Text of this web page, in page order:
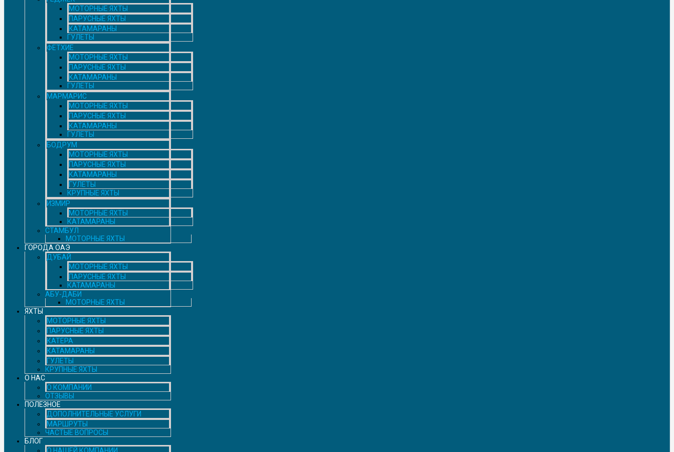
МОТОРНЫЕ ЯХТЫ
ПАРУСНЫЕ ЯХТЫ
КАТАМАРАНЫ
ГУЛЕТЫ
ФЕТХИЕ
МОТОРНЫЕ ЯХТЫ
ПАРУСНЫЕ ЯХТЫ
КАТАМАРАНЫ
ГУЛЕТЫ
МАРМАРИС
МОТОРНЫЕ ЯХТЫ
ПАРУСНЫЕ ЯХТЫ
КАТАМАРАНЫ
ГУЛЕТЫ
БОДРУМ
МОТОРНЫЕ ЯХТЫ
ПАРУСНЫЕ ЯХТЫ
КАТАМАРАНЫ
ГУЛЕТЫ
КРУПНЫЕ ЯХТЫ
ИЗМИР
МОТОРНЫЕ ЯХТЫ
КАТАМАРАНЫ
СТАМБУЛ
МОТОРНЫЕ ЯХТЫ
ГОРОДА ОАЭ
ДУБАЙ
МОТОРНЫЕ ЯХТЫ
ПАРУСНЫЕ ЯХТЫ
КАТАМАРАНЫ
АБУ-ДАБИ
МОТОРНЫЕ ЯХТЫ
ЯХТЫ
МОТОРНЫЕ ЯХТЫ
ПАРУСНЫЕ ЯХТЫ
КАТЕРА
КАТАМАРАНЫ
ГУЛЕТЫ
КРУПНЫЕ ЯХТЫ
О НАС
О КОМПАНИИ
ОТЗЫВЫ
ПОЛЕЗНОЕ
ДОПОЛНИТЕЛЬНЫЕ УСЛУГИ
МАРШРУТЫ
ЧАСТЫЕ ВОПРОСЫ
БЛОГ